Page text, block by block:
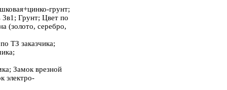
грунт;
Грунт; Цвет по
(золото, серебро,
ТЗ заказчика;
Замок врезной
электро-